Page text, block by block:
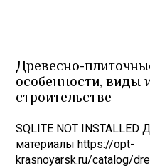
Древесно-
особенности, виды
строительстве
SQLITE NOT
материалы https://opt-
krasnoyarsk.ru/catalog/